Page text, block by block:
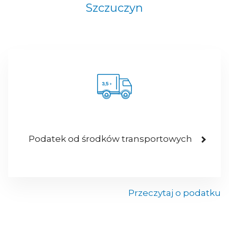
Szczuczyn
Podatek od środków transportowych
Przeczytaj o podatku